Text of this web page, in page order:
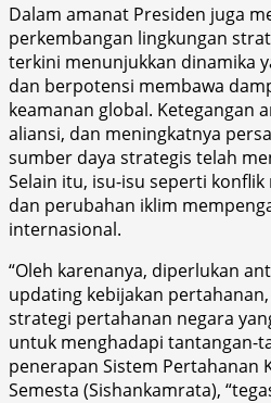
Dalam amanat Presiden juga
perkembangan lingkungan
terkini menunjukkan dinamika
dan berpotensi membawa
keamanan global. Ketegangan
aliansi, dan meningkatnya
sumber daya strategis telah
Selain itu, isu-isu seperti
dan perubahan iklim
internasional.
“Oleh karenanya, diperlukan
updating kebijakan
strategi pertahanan negara
untuk menghadapi tantangan-
penerapan Sistem Pertahanan
Semesta (Sishankamrata),